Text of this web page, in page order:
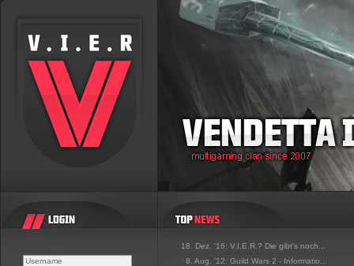
18. Dez. '16: V.I.E.R.? Die gibt's noch...
8. Aug. '12: Guild Wars 2 - Informatio...